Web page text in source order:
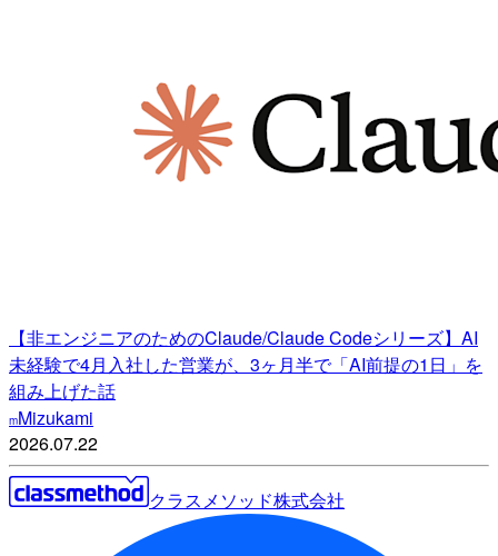
【非エンジニアのためのClaude/Claude Codeシリーズ】AI
未経験で4月入社した営業が、3ヶ月半で「AI前提の1日」を
組み上げた話
mMizukami
2026.07.22
クラスメソッド株式会社